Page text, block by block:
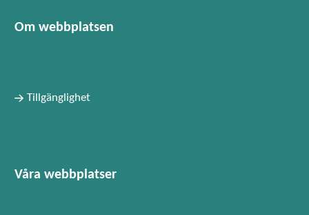
Om webbplatsen
Tillgänglighet
Våra webbplatser